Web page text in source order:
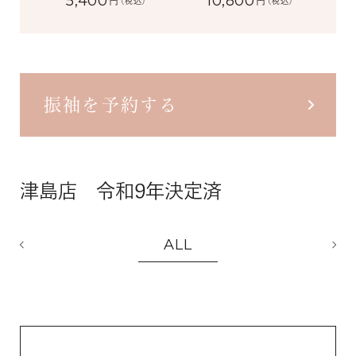
振袖を予約する
津島店 令和9年決定済
ALL